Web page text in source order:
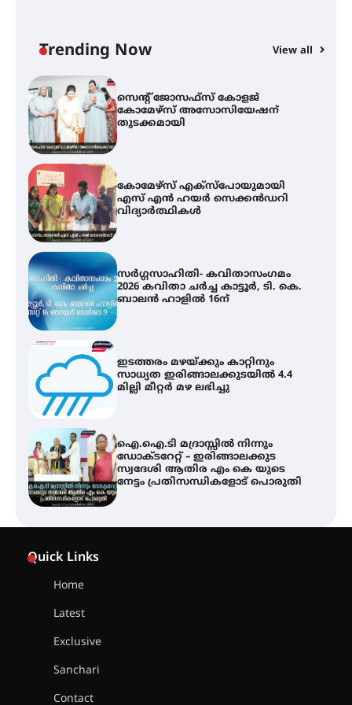
Trending Now View all
കോമേഴ്സ് എക്സ്പോയുമായി
എസ് എൻ ഹയർ സെക്കൻഡറി
വിദ്യാർത്ഥികൾ
സർഗ്ഗസാഹിതി- കവിതാസംഗമം
2026 കവിതാ ചർച്ച കാട്ടൂർ, ടി. കെ.
ബാലൻ ഹാളിൽ 16ന്
ഇടത്തരം മഴയ്ക്കും കാറ്റിനും
സാധ്യത ഇരിങ്ങാലക്കുടയിൽ 4.4
മില്ലി മീറ്റർ മഴ ലഭിച്ചു
ഐ.ഐ.ടി മദ്രാസ്സിൽ നിന്നും
ഡോക്ടറേറ്റ് – ഇരിങ്ങാലക്കുട
സ്വദേശി ആതിര എം കെ യുടെ
നേട്ടം പ്രതിസന്ധികളോട് പൊരുതി
ട്യുണീഷ്യൻ ചിത്രം ” ദി വോയിസ്
ഓഫ് ഹിന്ദ് റജബ് ” ഇരിങ്ങാലക്കുട
ഫിലിം സൊസൈറ്റി ആഗസ്റ്റ് 7
വെള്ളിയാഴ്ച സ്‌ക്രീൻ ചെയ്യുന്നു
Quick Links
Home
Latest
Exclusive
Sanchari
Contact